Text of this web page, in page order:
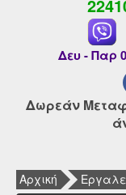
Δευ - Παρ
Δωρεάν
Αρχική